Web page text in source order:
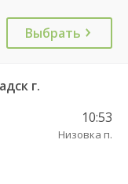
Выбрать
г.
10:53
Низовка п.